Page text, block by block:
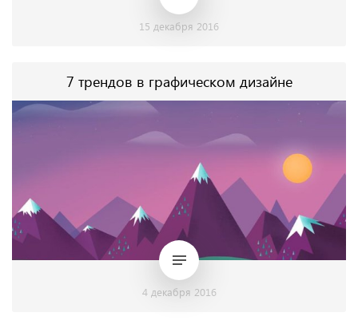
15 декабря 2016
7 трендов в графическом дизайне
4 декабря 2016